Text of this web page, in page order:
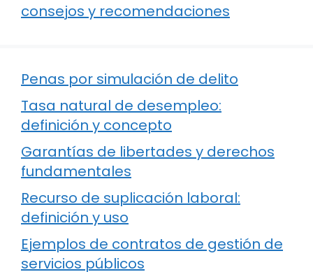
consejos y recomendaciones
Penas por simulación de delito
Tasa natural de desempleo:
definición y concepto
Garantías de libertades y derechos
fundamentales
Recurso de suplicación laboral:
definición y uso
Ejemplos de contratos de gestión de
servicios públicos